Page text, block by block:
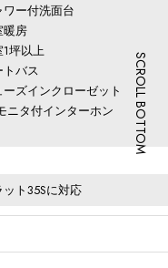
ワー付洗面台
暖房
1坪以上
トバス
ーズインクローゼット
ニタ付インターホン
ット35Sに対応
SCROLL BOTTOM